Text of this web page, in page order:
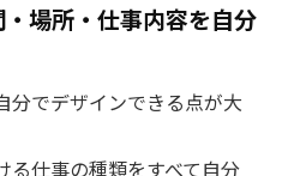
場所・仕事内容を自分
分でデザインできる点が大
る仕事の種類をすべて自分